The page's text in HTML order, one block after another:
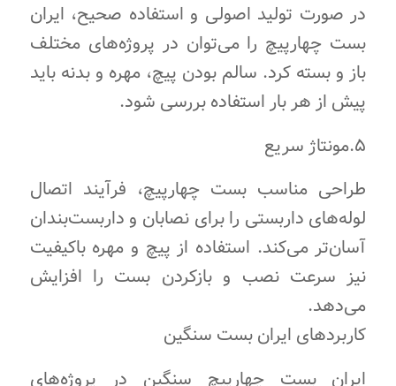
در صورت تولید اصولی و استفاده صحیح، ایران
بست چهارپیچ را می‌توان در پروژه‌های مختلف
باز و بسته کرد. سالم بودن پیچ، مهره و بدنه باید
پیش از هر بار استفاده بررسی شود.
۵.مونتاژ سریع
طراحی مناسب بست چهارپیچ، فرآیند اتصال
لوله‌های داربستی را برای نصابان و داربست‌بندان
آسان‌تر می‌کند. استفاده از پیچ و مهره باکیفیت
نیز سرعت نصب و بازکردن بست را افزایش
می‌دهد.
کاربردهای ایران بست سنگین
ایران بست چهارپیچ سنگین در پروژه‌های